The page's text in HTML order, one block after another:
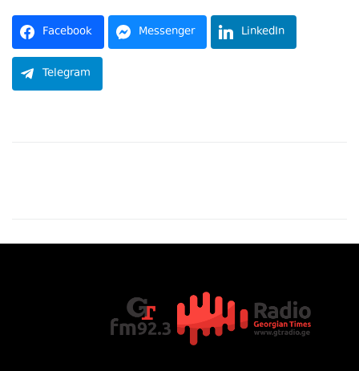
Facebook Messenger LinkedIn
Telegram